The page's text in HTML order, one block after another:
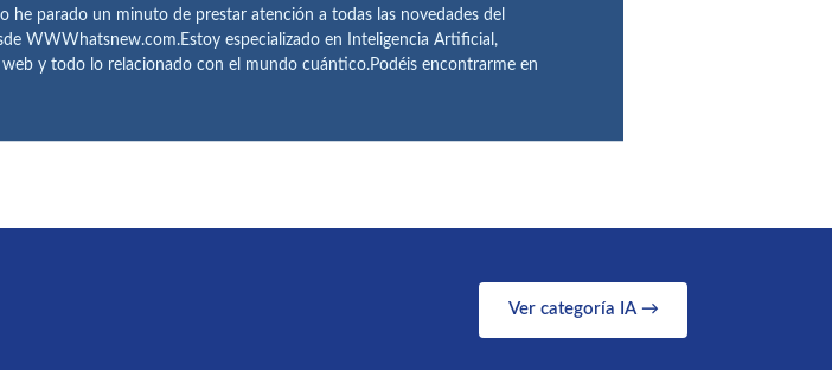
he parado un minuto de prestar atención a todas las novedades del
WWWhatsnew.com.Estoy especializado en Inteligencia Artificial,
y todo lo relacionado con el mundo cuántico.Podéis encontrarme en
Ver categoría IA →